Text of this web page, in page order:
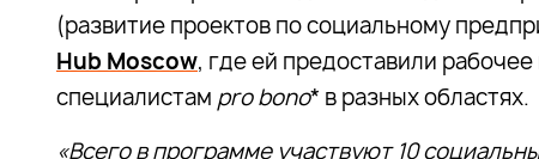
(развитие проектов по социальному
Hub Moscow, где ей предоставили
специалистам pro bono* в разных областях.
«Всего в программе участвуют 10